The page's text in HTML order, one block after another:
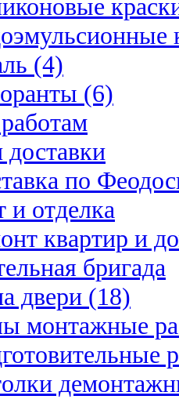
(4)
(6)
доставки
по
и отделка
квартир и
бригада
двери (18)
монтажные